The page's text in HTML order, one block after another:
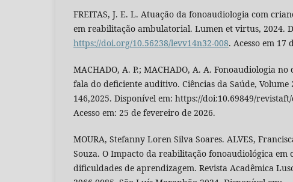
FREITAS, J. E. L. Atuação da fonoaudiologia com
em reabilitação ambulatorial. Lumen et virtus, 2024.
https://doi.org/10.56238/levv14n32-008. Acesso em 17
MACHADO, A. P.; MACHADO, A. A. Fonoaudiologia
fala do deficiente auditivo. Ciências da Saúde, Volume
146,2025. Disponível em: https://doi:10.69849/
Acesso em: 25 de fevereiro de 2026.
MOURA, Stefanny Loren Silva Soares. ALVES,
Souza. O Impacto da reabilitação fonoaudiológica em
dificuldades de aprendizagem. Revista Acadêmica